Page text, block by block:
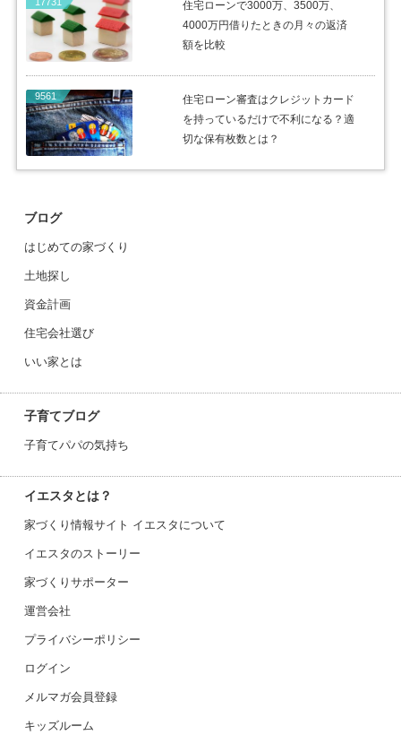
住宅ローンで3000万、3500万、
4000万円借りたときの月々の返済
額を比較
9561
住宅ローン審査はクレジットカード
を持っているだけで不利になる？適
切な保有枚数とは？
ブログ
はじめての家づくり
土地探し
資金計画
住宅会社選び
いい家とは
子育てブログ
子育てパパの気持ち
イエスタとは？
家づくり情報サイト イエスタについて
イエスタのストーリー
家づくりサポーター
運営会社
プライバシーポリシー
ログイン
メルマガ会員登録
キッズルーム